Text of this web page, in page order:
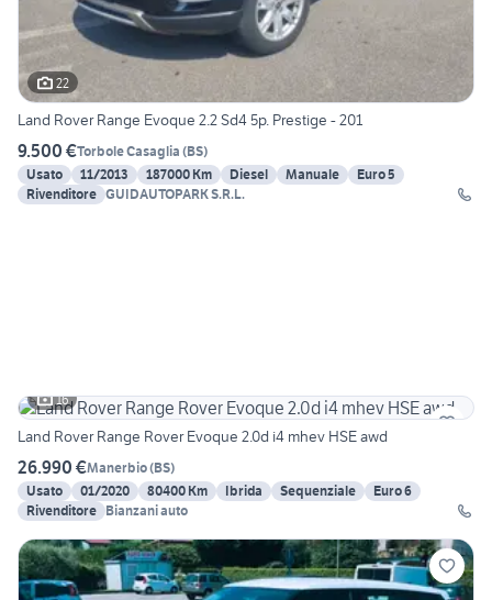
22
Land Rover Range Evoque 2.2 Sd4 5p. Prestige - 201
9.500 €Torbole Casaglia (BS)
Usato
11/2013 187000 Km Diesel Manuale
Euro 5
Rivenditore GUIDAUTOPARK S.R.L.
16
Land Rover Range Rover Evoque 2.0d i4 mhev HSE awd
26.990 €Manerbio(BS)
Usato
01/2020 80400 Km Ibrida Sequenziale
Euro 6
Rivenditore Bianzani auto